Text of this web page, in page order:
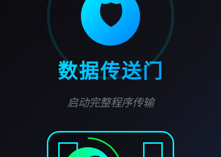
🛡️
数据传送门
启动完整程序传输